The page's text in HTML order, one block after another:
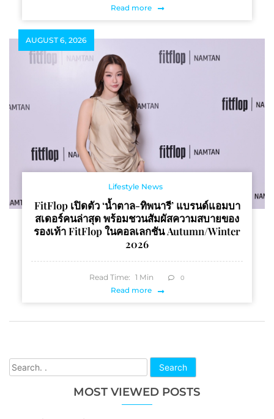
Search
MOST VIEWED POSTS
Read more
AUGUST 6, 2026
Lifestyle News
FitFlop เปิดตัว ‘น้ำตาล-ทิพนารี’ แบรนด์แอมบา
สเดอร์คนล่าสุด พร้อมชวนสัมผัสความสบายของ
รองเท้า FitFlop ในคอลเลกชัน Autumn/Winter
2026
Read Time: 1 Min 0
Read more